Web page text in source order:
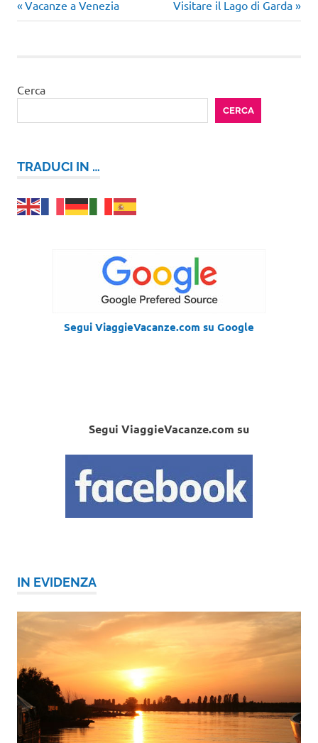
Navigazione
Articolo
precedente:
Vacanze a Venezia
Articolo
successivo:
Visitare il Lago di Garda
Cerca
CERCA
TRADUCI IN …
Segui ViaggieVacanze.com su Google
Segui ViaggieVacanze.com su
IN EVIDENZA